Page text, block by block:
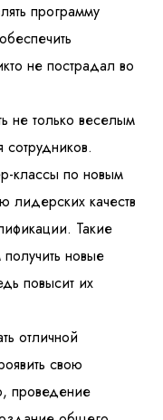
программу
не пострадал во
не только веселым
классы по новым
лидерских качеств
Такие
новые
повысит их
отличной
свою
проведение